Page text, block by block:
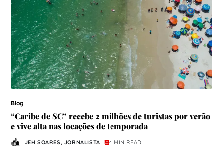
Blog
“Caribe de SC” recebe 2 milhões de turistas por verão
e vive alta nas locações de temporada
JEH SOARES, JORNALISTA 4 MIN READ